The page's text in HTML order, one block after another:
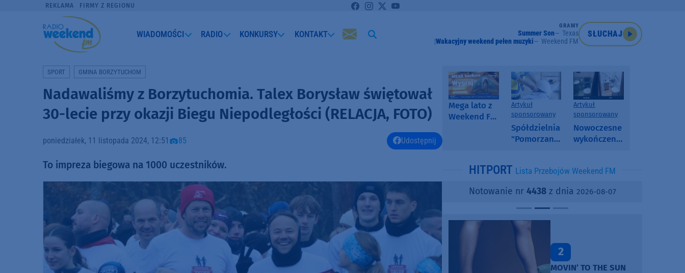
REKLAMA FIRMY Z REGIONU
WIADOMOŚCI RADIO KONKURSY KONTAKT
GRAMY
Summer Son
Texas
Wakacyjny weekend pełen muzyki
Weekend FM
SŁUCHAJ
SPORT GMINA BORZYTUCHOM
Nadawaliśmy z Borzytuchomia. Talex Borysław świętował
30-lecie przy okazji Biegu Niepodległości (RELACJA, FOTO)
poniedziałek, 11 listopada 2024, 12:51 85 Udostępnij
To impreza biegowa na 1000 uczestników.
Mega lato z
Weekend FM
Artykuł
sponsorowany
Spółdzielnia
"Pomorzanka"
informuje o
i ofertach
najmu
Artykuł
sponsorowany
Nowoczesne
wykończenia
SPC, WPC i
kamienny
HITPORT Lista Przebojów Weekend FM
Notowanie nr 4438z dnia 2026-08-07
2
MOVIN’ TO THE SUN